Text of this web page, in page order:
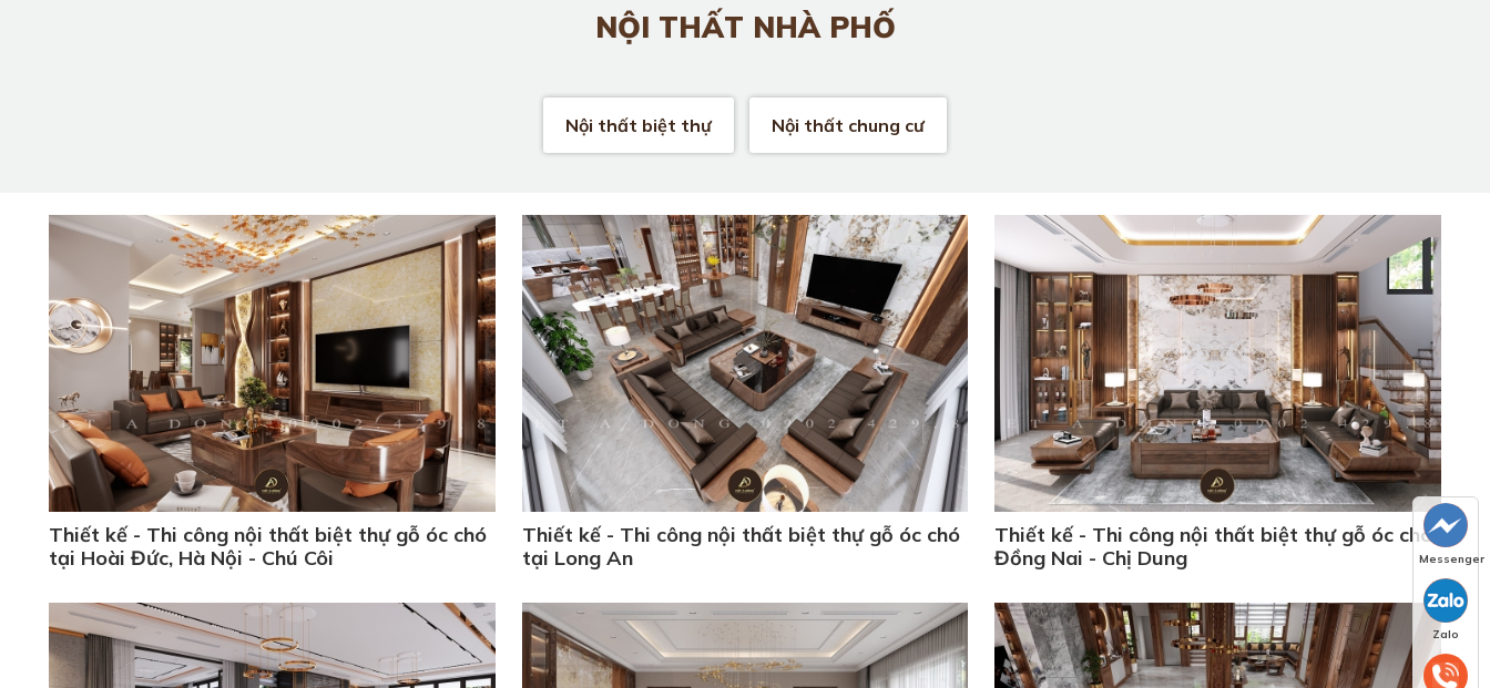
NỘI THẤT NHÀ PHỐ
Nội thất biệt thự Nội thất chung cư
Thiết kế - Thi công nội thất biệt thự gỗ óc chó
tại Hoài Đức, Hà Nội - Chú Côi
Thiết kế - Thi công nội thất biệt thự gỗ óc chó
tại Long An
Thiết kế - Thi công nội thất biệt thự gỗ óc chó
Đồng Nai - Chị Dung
Messenger
Zalo